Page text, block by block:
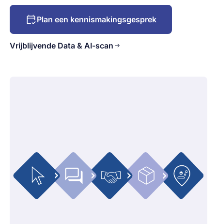
Plan een kennismakingsgesprek
Vrijblijvende Data & AI-scan